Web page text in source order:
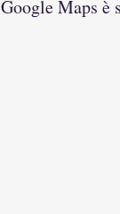
Google Maps è